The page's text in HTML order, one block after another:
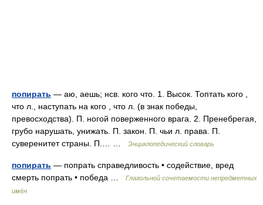
попирать — аю, аешь; нсв. кого что. 1. Высок. Топтать кого ,
что л., наступать на кого , что л. (в знак победы,
превосходства). П. ногой поверженного врага. 2. Пренебрегая,
грубо нарушать, унижать. П. закон. П. чьи л. права. П.
суверенитет страны. П.… …
Энциклопедический словарь
попирать — попрать справедливость • содействие, вред
смерть попрать • победа …
Глагольной сочетаемости непредметных
имён